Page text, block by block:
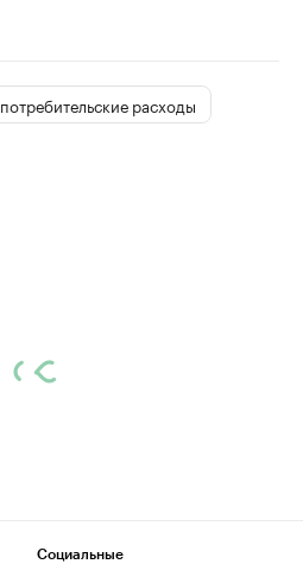
потребительские расходы
Социальные